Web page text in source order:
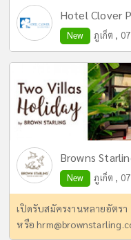
Hotel Clover
New ภูเก็ต ,
Browns
New ภูเก็ต ,
เปิดรับสมัครงานหลายอัตรา
หรือ